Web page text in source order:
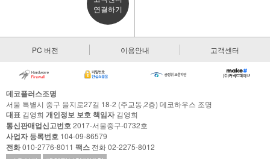
연결하기
PC 버전 이용안내 고객센터
데코플러스조명
서울 특별시 중구 을지로27길 18-2 (주교동,2층) 데코하우스 조명
대표 김영희 개인정보 보호 책임자김영희
통신판매업신고번호2017-서울중구-0732호
사업자 등록번호 104-09-86579
전화010-2776-8011 팩스 전화 02-2275-8012